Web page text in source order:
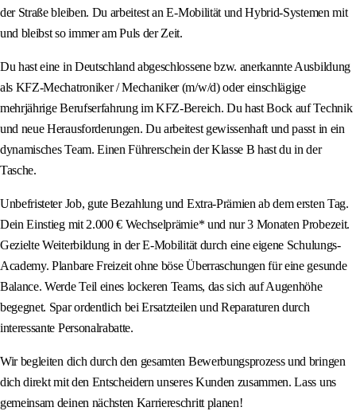
der Straße bleiben. Du arbeitest an E-Mobilität und Hybrid-Systemen mit
und bleibst so immer am Puls der Zeit.
Du hast eine in Deutschland abgeschlossene bzw. anerkannte Ausbildung
als KFZ-Mechatroniker / Mechaniker (m/w/d) oder einschlägige
mehrjährige Berufserfahrung im KFZ-Bereich. Du hast Bock auf Technik
und neue Herausforderungen. Du arbeitest gewissenhaft und passt in ein
dynamisches Team. Einen Führerschein der Klasse B hast du in der
Tasche.
Unbefristeter Job, gute Bezahlung und Extra-Prämien ab dem ersten Tag.
Dein Einstieg mit 2.000 € Wechselprämie* und nur 3 Monaten Probezeit.
Gezielte Weiterbildung in der E-Mobilität durch eine eigene Schulungs-
Academy. Planbare Freizeit ohne böse Überraschungen für eine gesunde
Balance. Werde Teil eines lockeren Teams, das sich auf Augenhöhe
begegnet. Spar ordentlich bei Ersatzteilen und Reparaturen durch
interessante Personalrabatte.
Wir begleiten dich durch den gesamten Bewerbungsprozess und bringen
dich direkt mit den Entscheidern unseres Kunden zusammen. Lass uns
gemeinsam deinen nächsten Karriereschritt planen!